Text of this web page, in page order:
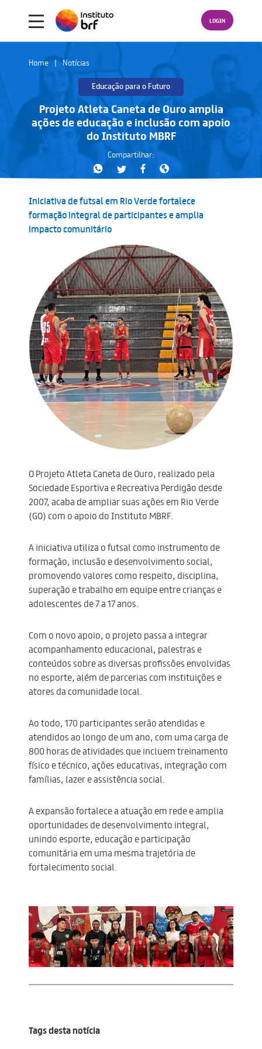
LOGIN
Home Notícias
Educação para o Futuro
Projeto Atleta Caneta de Ouro amplia
ações de educação e inclusão com apoio
do Instituto MBRF
Compartilhar:
Iniciativa de futsal em Rio Verde fortalece
formação integral de participantes e amplia
impacto comunitário
O Projeto Atleta Caneta de Ouro, realizado pela
Sociedade Esportiva e Recreativa Perdigão desde
2007, acaba de ampliar suas ações em Rio Verde
(GO) com o apoio do Instituto MBRF.
A iniciativa utiliza o futsal como instrumento de
formação, inclusão e desenvolvimento social,
promovendo valores como respeito, disciplina,
superação e trabalho em equipe entre crianças e
adolescentes de 7 a 17 anos.
Com o novo apoio, o projeto passa a integrar
acompanhamento educacional, palestras e
conteúdos sobre as diversas profissões envolvidas
no esporte, além de parcerias com instituições e
atores da comunidade local.
Ao todo, 170 participantes serão atendidas e
atendidos ao longo de um ano, com uma carga de
800 horas de atividades que incluem treinamento
físico e técnico, ações educativas, integração com
famílias, lazer e assistência social.
A expansão fortalece a atuação em rede e amplia
oportunidades de desenvolvimento integral,
unindo esporte, educação e participação
comunitária em uma mesma trajetória de
fortalecimento social.
Tags desta notícia